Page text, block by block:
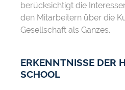
berücksichtigt die
den Mitarbeitern über die
Gesellschaft als Ganzes.
ERKENNTNISSE DER
SCHOOL